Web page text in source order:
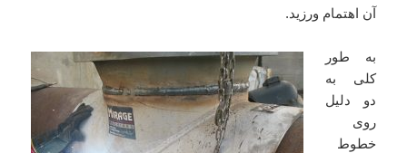
آن اهتمام ورزید.
به طور
کلی به
دو دلیل
روی
خطوط